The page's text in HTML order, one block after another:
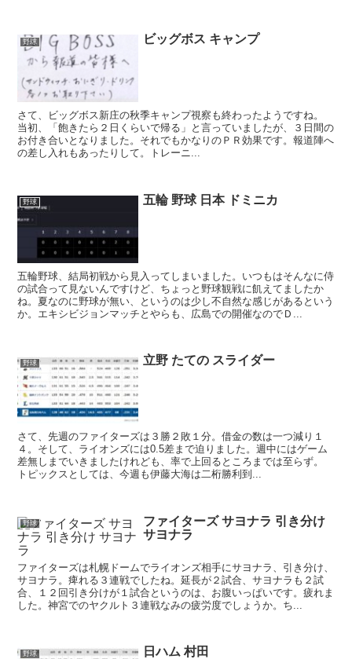
野球 ビッグボス キャンプ
さて、ビッグボス新庄の秋季キャンプ視察も終わったようですね。
当初、「飽きたら２日くらいで帰る」と言っていましたが、３日間の
お付き合いとなりました。それでもかなりのＰＲ効果です。報道陣へ
の差し入れもあったりして。トレーニ...
野球 五輪 野球 日本 ドミニカ
五輪野球、結局初戦から見入ってしまいました。いつもはそんなに侍
の試合って見ないんですけど、ちょっと野球観戦に飢えてましたか
ね。夏なのに野球が無い、というのは少し不自然な感じがあるという
か。エキシビジョンマッチとやらも、広島での開催なのでＤ...
野球 立野 たての スライダー
さて、先週のファイターズは３勝２敗１分。借金の数は一つ減り１
４。そして、ライオンズには0.5差まで迫りました。週中にはゲーム
差無しまでいきましたけれども、率で上回るところまでは至らず。
トピックスとしては、今週も伊藤大海は二桁勝利到...
野球
ファイターズ サヨナラ 引き分け
サヨナラ
ファイターズは札幌ドームでライオンズ相手にサヨナラ、引き分け、
サヨナラ。痺れる３連戦でしたね。延長が２試合、サヨナラも２試
合、１２回引き分けが１試合というのは、お腹いっぱいです。疲れま
した。神宮でのヤクルト３連戦なみの疲労度でしょうか。ち...
野球 日ハム 村田